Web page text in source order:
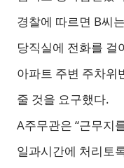
경찰에 따르면 B씨
당직실에 전화를 걸
아파트 주변 주차위
줄 것을 요구했다.
A주무관은 “근무지
일과시간에 처리토